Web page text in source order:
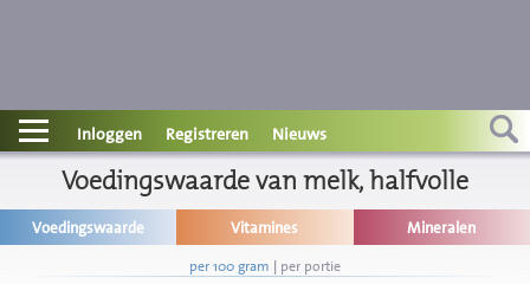
Contact
Informatie
Disclaimer
Inloggen Registreren Nieuws
Voedingswaarde van melk, halfvolle
Voedingswaarde Vitamines Mineralen
per 100 gram | per portie